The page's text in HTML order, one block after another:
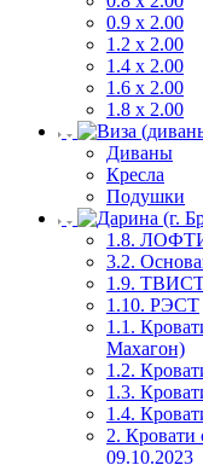
0.9 х 2.00
1.2 х 2.00
1.4 х 2.00
1.6 х 2.00
1.8 х 2.00
Диваны
Кресла
Подушки
1.8.
3.2.
1.9.
1.10. РЭСТ
1.1.
Махагон)
1.2.
1.3.
1.4.
2.
09.10.2023